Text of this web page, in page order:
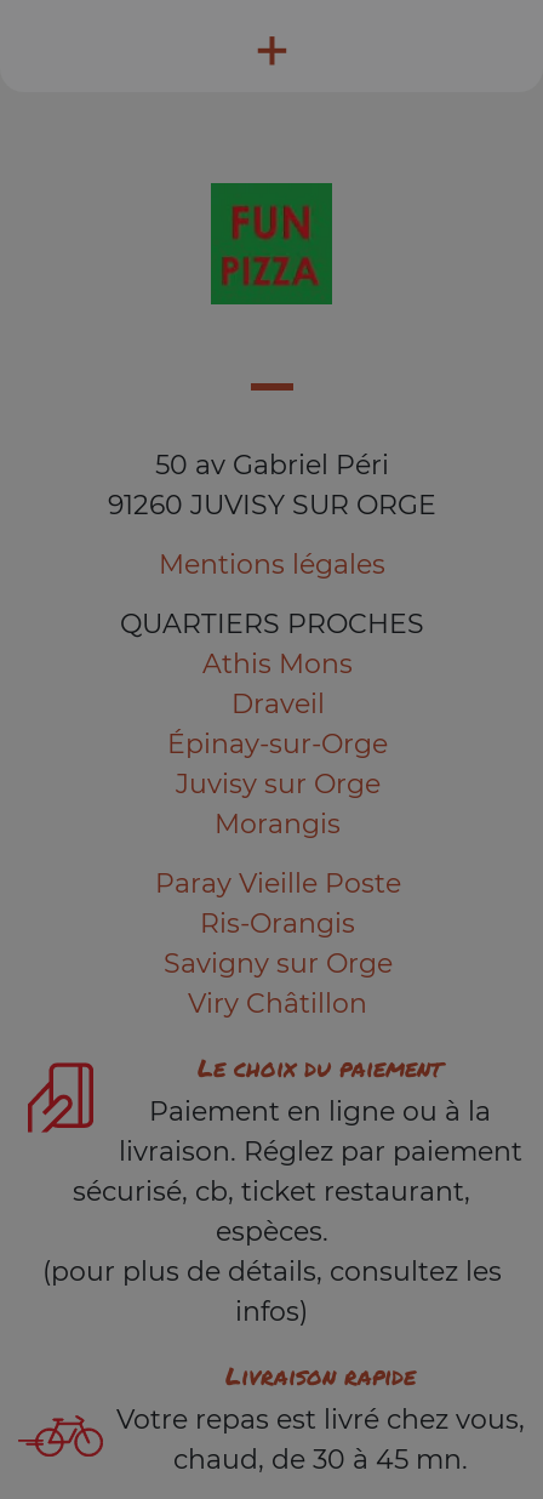
+
50 av Gabriel Péri
91260 JUVISY SUR ORGE
Mentions légales
QUARTIERS PROCHES
Athis Mons
Draveil
Épinay-sur-Orge
Juvisy sur Orge
Morangis
Paray Vieille Poste
Ris-Orangis
Savigny sur Orge
Viry Châtillon
Le choix du paiement
Paiement en ligne ou à la
livraison. Réglez par paiement
sécurisé, cb, ticket restaurant,
espèces.
(pour plus de détails, consultez les
infos)
Livraison rapide
Votre repas est livré chez vous,
chaud, de 30 à 45 mn.